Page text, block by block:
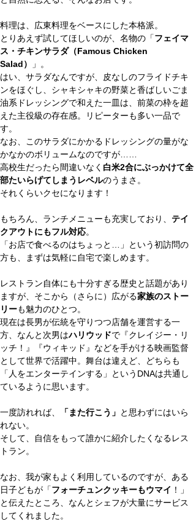
料理は、広東料理をベースにした本格派。
とりあえず試してほしいのが、名物の「フェイマ
ス・チキンサラダ（Famous Chicken
Salad）
」。
はい、サラダなんですが、皮なしのフライドチキ
ンをほぐし、シャキシャキの野菜と香ばしいごま
油系ドレッシングで和えた一皿は、前菜の枠を超
えた主役級の存在感。リピーターも多い一品で
す。
なお、このサラダにかかるドレッシングの量がな
かなかのボリュームなのですが……
高校生だったら間違いなく 白米2合にぶっかけて全
部たいらげてしまうレベルのうまさ。
それくらいクセになります！
もちろん、ランチメニューも充実しており、 テイ
クアウトにもフル対応。
「お店で食べるのはちょっと…」という初訪問の
方も、まずは気軽に自宅で楽しめます。
レストラン自体にも十分すぎる歴史と話題があり
ますが、そこから（さらに）広がる家族のストー
リーも魅力のひとつ。
現在は長男が伝統を守りつつ店舗を運営する一
方、なんと次男はハリウッドで『クレイジー・リ
ッチ！』『ウィキッド』などを手がける映画監督
として世界で活躍中。舞台は違えど、どちらも
「人をエンターテインする」というDNAは共通し
ているように思います。
一度訪れれば、 「また行こう」 と思わずにはいら
れない。
そして、自信をもって誰かに紹介したくなるレス
トラン。
なお、我が家もよく利用しているのですが、ある
日子どもが「フォーチュンクッキーもウマイ ！」
と伝えたところ、なんとシェフが大量にサービス
してくれました。